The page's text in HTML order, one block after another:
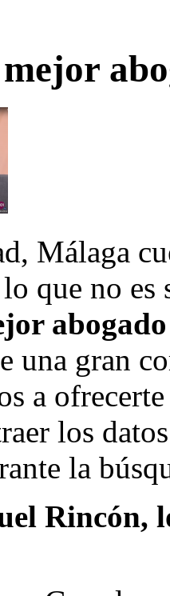
Málaga
que no
una gran
a
los
la
Rincón,